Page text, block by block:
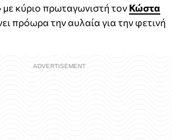
με κύριο πρωταγωνιστή τον Κώστα
πρόωρα την αυλαία για την φετινή